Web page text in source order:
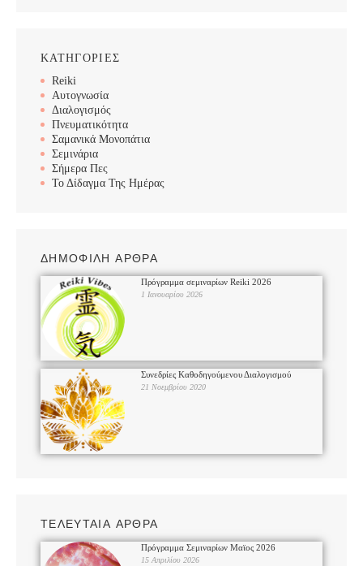
ΚΑΤΗΓΟΡΙΕΣ
Reiki
Αυτογνωσία
Διαλογισμός
Πνευματικότητα
Σαμανικά Μονοπάτια
Σεμινάρια
Σήμερα Πες
Το Δίδαγμα Της Ημέρας
ΔΗΜΟΦΙΛΗ ΑΡΘΡΑ
Πρόγραμμα σεμιναρίων Reiki 2026
1 Ιανουαρίου 2026
Συνεδρίες Καθοδηγούμενου Διαλογισμού
21 Νοεμβρίου 2020
ΤΕΛΕΥΤΑΙΑ ΑΡΘΡΑ
Πρόγραμμα Σεμιναρίων Μαϊος 2026
15 Απριλίου 2026